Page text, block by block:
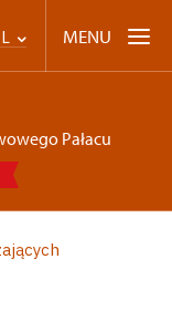
MENU
Pałacu